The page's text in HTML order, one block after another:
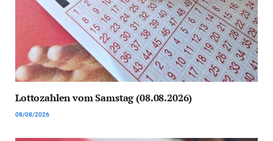
Lottozahlen vom Samstag (08.08.2026)
08/08/2026